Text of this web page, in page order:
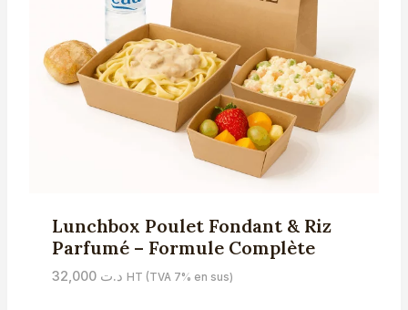
Lunchbox Poulet Fondant & Riz
Parfumé – Formule Complète
د.ت 32,000 HT (TVA 7% en sus)